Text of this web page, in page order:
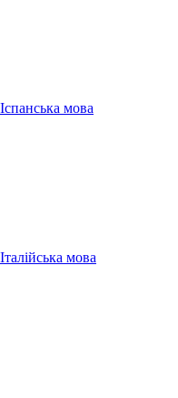
Іспанська мова
Італійська мова